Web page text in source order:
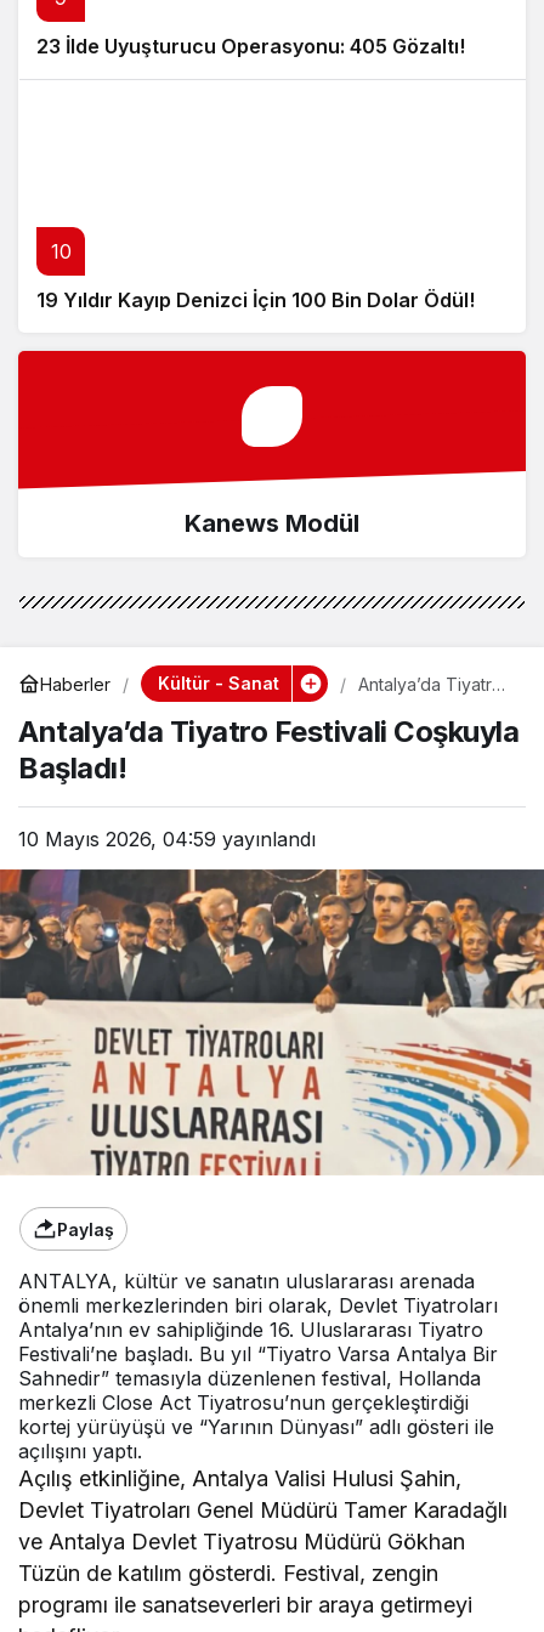
23 İlde Uyuşturucu Operasyonu: 405 Gözaltı!
10
19 Yıldır Kayıp Denizci İçin 100 Bin Dolar Ödül!
Kanews Modül
Haberler Kültür - Sanat
Antalya’da Tiyatro
Başladı!
Antalya’da Tiyatro Festivali Coşkuyla
Başladı!
10 Mayıs 2026, 04:59 yayınlandı
Paylaş
ANTALYA, kültür ve sanatın uluslararası arenada
önemli merkezlerinden biri olarak, Devlet Tiyatroları
Antalya’nın ev sahipliğinde 16. Uluslararası Tiyatro
Festivali’ne başladı. Bu yıl “Tiyatro Varsa Antalya Bir
Sahnedir” temasıyla düzenlenen festival, Hollanda
merkezli Close Act Tiyatrosu’nun gerçekleştirdiği
kortej yürüyüşü ve “Yarının Dünyası” adlı gösteri ile
açılışını yaptı.
Açılış etkinliğine, Antalya Valisi Hulusi Şahin,
Devlet Tiyatroları Genel Müdürü Tamer Karadağlı
ve Antalya Devlet Tiyatrosu Müdürü Gökhan
Tüzün de katılım gösterdi. Festival, zengin
programı ile sanatseverleri bir araya getirmeyi